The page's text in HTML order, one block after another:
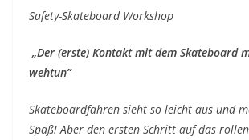
Safety-Skateboard Workshop
„Der (erste) Kontakt mit dem Skateboard
wehtun”
Skateboardfahren sieht so leicht aus und
Spaß! Aber den ersten Schritt auf das